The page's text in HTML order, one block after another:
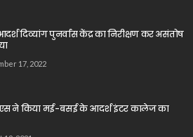
दिव्यांग पुनर्वास केंद्र का निरीक्षण कर असंतोष
17, 2022
ने किया मई-बसई के आदर्श इंटर कालेज का